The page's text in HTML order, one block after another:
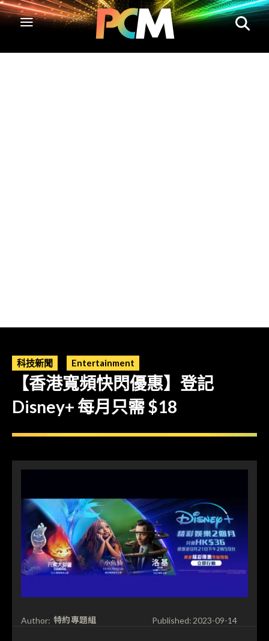
科技新聞 Entertainment
【香港寬頻快閃優惠】登記
Disney+ 每月只需 $18
Author: 特約專題組 Published: 2023-09-14